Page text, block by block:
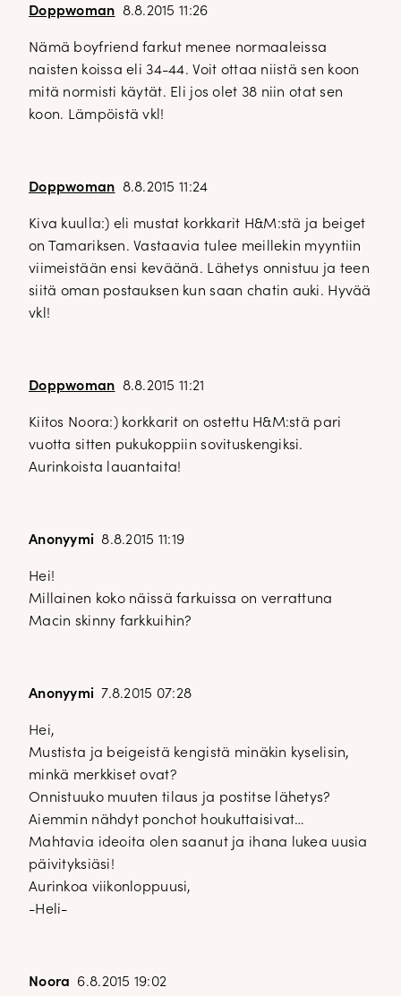
Doppwoman 8.8.2015 11:26
Nämä boyfriend farkut menee normaaleissa
naisten koissa eli 34-44. Voit ottaa niistä sen koon
mitä normisti käytät. Eli jos olet 38 niin otat sen
koon. Lämpöistä vkl!
Doppwoman 8.8.2015 11:24
Kiva kuulla:) eli mustat korkkarit H&M:stä ja beiget
on Tamariksen. Vastaavia tulee meillekin myyntiin
viimeistään ensi keväänä. Lähetys onnistuu ja teen
siitä oman postauksen kun saan chatin auki. Hyvää
vkl!
Doppwoman 8.8.2015 11:21
Kiitos Noora:) korkkarit on ostettu H&M:stä pari
vuotta sitten pukukoppiin sovituskengiksi.
Aurinkoista lauantaita!
Anonyymi 8.8.2015 11:19
Hei!
Millainen koko näissä farkuissa on verrattuna
Macin skinny farkkuihin?
Anonyymi 7.8.2015 07:28
Hei,
Mustista ja beigeistä kengistä minäkin kyselisin,
minkä merkkiset ovat?
Onnistuuko muuten tilaus ja postitse lähetys?
Aiemmin nähdyt ponchot houkuttaisivat…
Mahtavia ideoita olen saanut ja ihana lukea uusia
päivityksiäsi!
Aurinkoa viikonloppuusi,
-Heli-
Noora 6.8.2015 19:02